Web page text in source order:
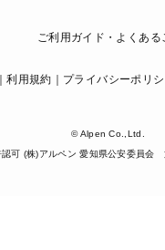
ご利用ガイド・よくある
利用規約 プライバシーポリ
© Alpen Co.,Ltd.
認可 (株)アルペン 愛知県公安委員